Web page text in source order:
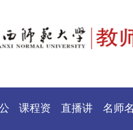
课程资 直播讲 名师